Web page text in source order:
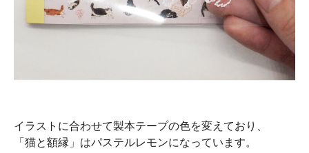
イラストに合わせて製本テープの色を変えており、
「猫と額縁」はパステルレモンになっています。